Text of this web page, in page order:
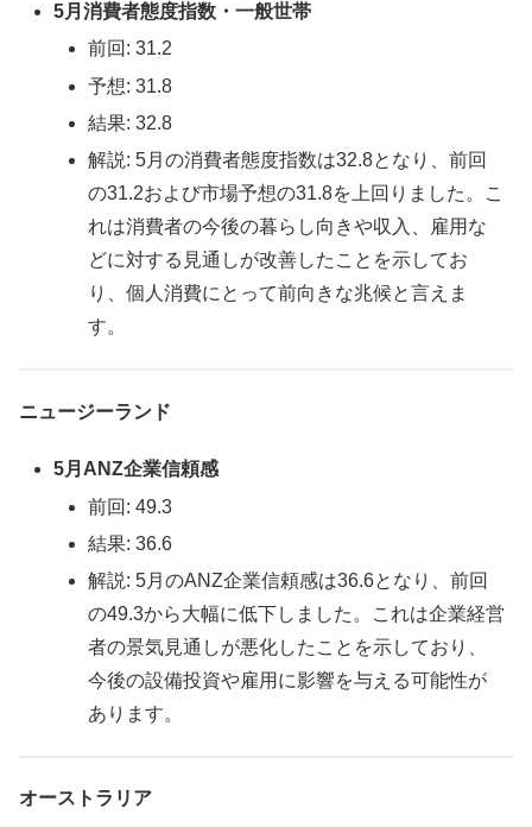
5月消費者態度指数・一般世帯
前回: 31.2
予想: 31.8
結果: 32.8
解説: 5月の消費者態度指数は32.8となり、前回
の31.2および市場予想の31.8を上回りました。こ
れは消費者の今後の暮らし向きや収入、雇用な
どに対する見通しが改善したことを示してお
り、個人消費にとって前向きな兆候と言えま
す。
ニュージーランド
5月ANZ企業信頼感
前回: 49.3
結果: 36.6
解説: 5月のANZ企業信頼感は36.6となり、前回
の49.3から大幅に低下しました。これは企業経営
者の景気見通しが悪化したことを示しており、
今後の設備投資や雇用に影響を与える可能性が
あります。
オーストラリア